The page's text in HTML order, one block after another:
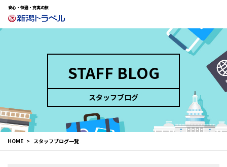
安心・快適・充実の旅
STAFF BLOG
スタッフブログ
HOME スタッフブログ一覧